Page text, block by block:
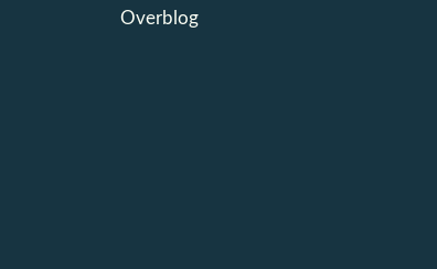
Overblog